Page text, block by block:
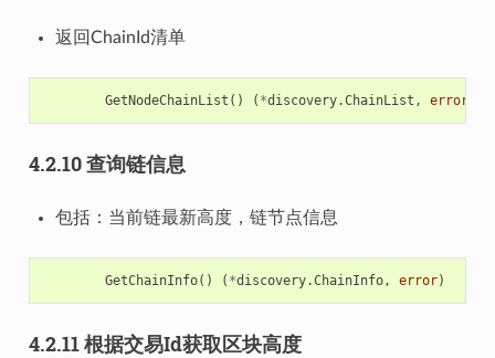
返回ChainId清单
GetNodeChainList () ( *discovery.ChainList , error
4.2.10 查询链信息
包括：当前链最新高度，链节点信息
GetChainInfo() ( *discovery.ChainInfo, error)
4.2.11 根据交易Id获取区块高度